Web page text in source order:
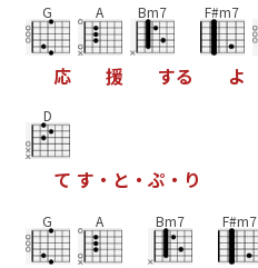
G
応
A
援
Bm7
する
F#m7
よ
D
て す ・ と ・ ぷ ・ り
G A Bm7 F#m7